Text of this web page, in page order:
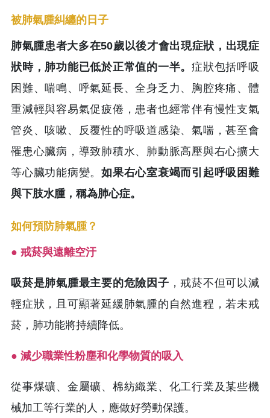
被肺氣腫糾纏的日子
肺氣腫患者大多在50歲以後才會出現症狀，出現症
狀時，肺功能已低於正常值的一半。症狀包括呼吸
困難、喘鳴、呼氣延長、全身乏力、胸腔疼痛、體
重減輕與容易氣促疲倦，患者也經常伴有慢性支氣
管炎、咳嗽、反覆性的呼吸道感染、氣喘，甚至會
罹患心臟病，導致肺積水、肺動脈高壓與右心擴大
等心臟功能病變。如果右心室衰竭而引起呼吸困難
與下肢水腫，稱為肺心症。
如何預防肺氣腫？
● 戒菸與遠離空汙
吸菸是肺氣腫最主要的危險因子 ，戒菸不但可以減
輕症狀，且可顯著延緩肺氣腫的自然進程，若未戒
菸，肺功能將持續降低。
● 減少職業性粉塵和化學物質的吸入
從事煤礦、金屬礦、棉紡織業、化工行業及某些機
械加工等行業的人，應做好勞動保護。